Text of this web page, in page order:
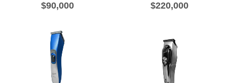
$90,000 $220,000